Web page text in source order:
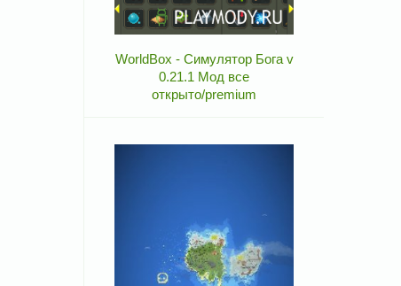
WorldBox - Симулятор Бога v
0.21.1 Мод все
открыто/premium